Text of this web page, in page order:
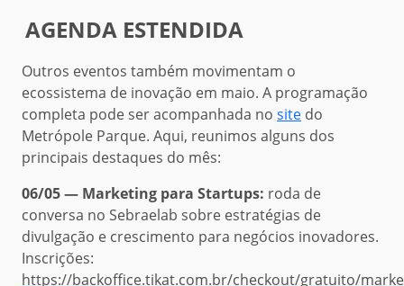
AGENDA ESTENDIDA
Outros eventos também movimentam o
ecossistema de inovação em maio. A programação
completa pode ser acompanhada no site do
Metrópole Parque. Aqui, reunimos alguns dos
principais destaques do mês:
06/05 — Marketing para Startups: roda de
conversa no Sebraelab sobre estratégias de
divulgação e crescimento para negócios inovadores.
Inscrições:
https://backoffice.tikat.com.br/checkout/gratuito/